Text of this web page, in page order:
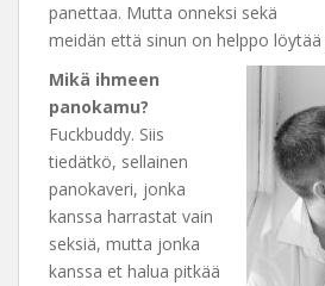
panettaa. Mutta onneksi sekä
meidän että sinun on helppo
Mikä ihmeen
panokamu?
Fuckbuddy. Siis
tiedätkö, sellainen
panokaveri, jonka
kanssa harrastat vain
seksiä, mutta jonka
kanssa et halua pitkää